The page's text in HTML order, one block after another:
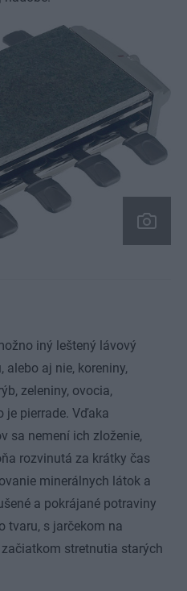
iný leštený lávový
alebo aj nie, koreniny,
zeleniny, ovocia,
je pierrade. Vďaka
sa nemení ich zloženie,
rozvinutá za krátky čas
minerálnych látok a
a pokrájané potraviny
tvaru, s jarčekom na
stretnutia starých